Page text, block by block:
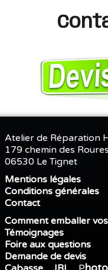
Atelier de Réparation
179 chemin des Roures
06530 Le Tignet
Mentions légales
Conditions générales
Contact
Comment emballer
Témoignages
Foire aux questions
Demande de devis